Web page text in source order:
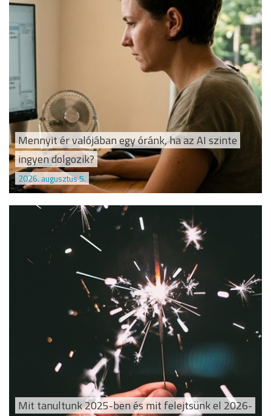
Mennyit ér valójában egy óránk, ha az AI szinte
ingyen dolgozik?
2026. augusztus 5.
Mit tanultunk 2025-ben és mit felejtsünk el 2026-